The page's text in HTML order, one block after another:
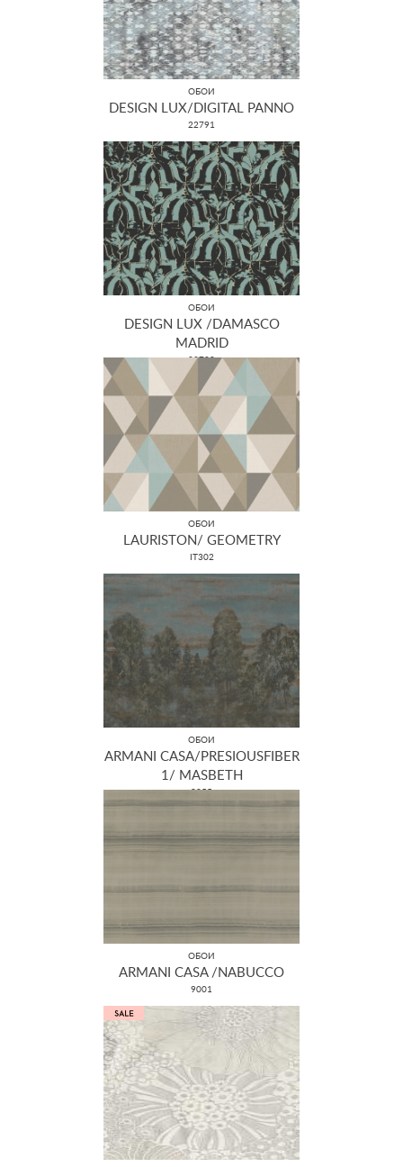
ОБОИ
DESIGN LUX/DIGITAL PANNO
22791
ОБОИ
DESIGN LUX /DAMASCO
MADRID
22700
ОБОИ
LAURISTON/ GEOMETRY
IT302
ОБОИ
ARMANI CASA/PRESIOUSFIBER
1/ MASBETH
9055
ОБОИ
ARMANI CASA /NABUCCO
9001